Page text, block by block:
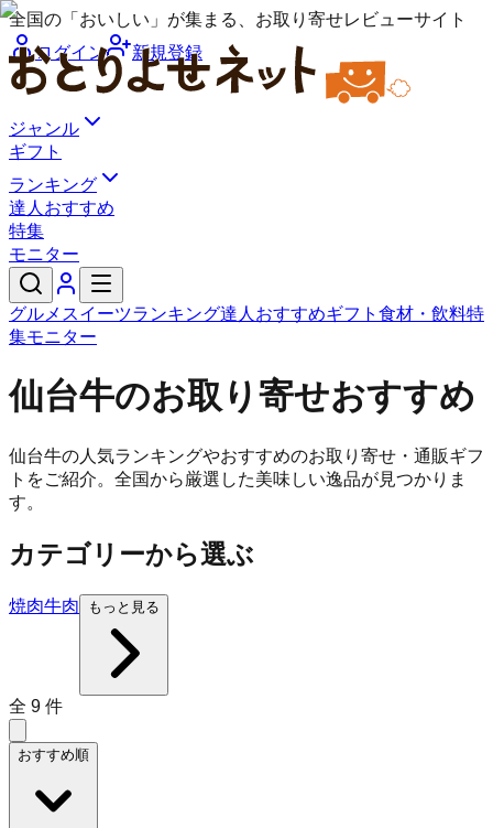
全国の「おいしい」が集まる、お取り寄せレビューサイト
ログイン
新規登録
ジャンル
ギフト
ランキング
達人おすすめ
特集
モニター
グルメ スイーツランキング達人おすすめギフト 食材・飲料特
集モニター
仙台牛のお取り寄せおすすめ
仙台牛の人気ランキングやおすすめのお取り寄せ・通販ギフ
トをご紹介。全国から厳選した美味しい逸品が見つかりま
す。
カテゴリーから選ぶ
焼肉牛肉 もっと見る
全 9 件
おすすめ順